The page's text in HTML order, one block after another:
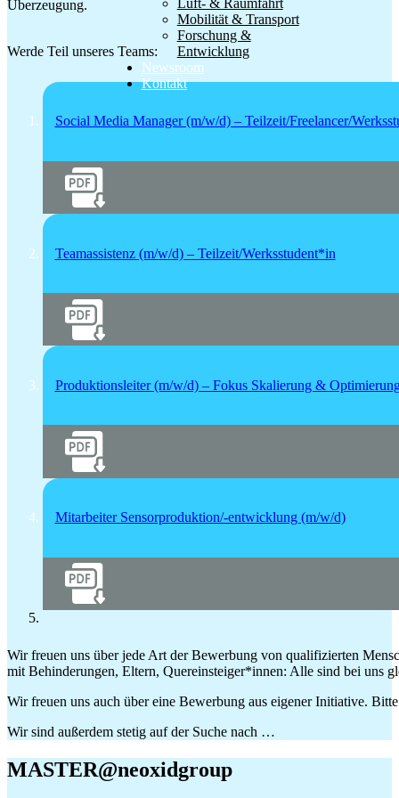
Luft- & Raumfahrt
Mobilität & Transport
Forschung &
Entwicklung
Newsroom
Kontakt
Überzeugung.
Werde Teil unseres Teams:
Social Media Manager (m/w/d) – Teilzeit/Freelancer/
Teamassistenz (m/w/d) – Teilzeit/Werksstudent*in
Produktionsleiter (m/w/d) – Fokus Skalierung &
Mitarbeiter Sensorproduktion/-entwicklung (m/w/d)
Wir freuen uns über jede Art der Bewerbung von qualifizierten
mit Behinderungen, Eltern, Quereinsteiger*innen: Alle sind bei uns
Wir freuen uns auch über eine Bewerbung aus eigener Initiative.
Wir sind außerdem stetig auf der Suche nach …
MASTER@neoxidgroup